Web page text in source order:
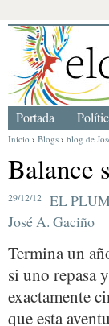
Inicio › Blogs › blog de
Balance
29/12/12
EL
José A. Gaciño
Termina un
si uno repasa
exactamente
que esta
Portada